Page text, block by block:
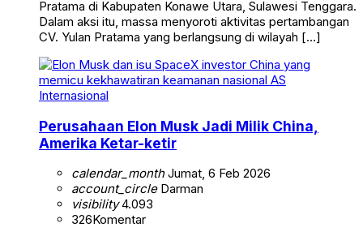
Pratama di Kabupaten Konawe Utara, Sulawesi Tenggara.
Dalam aksi itu, massa menyoroti aktivitas pertambangan
CV. Yulan Pratama yang berlangsung di wilayah […]
Internasional
Perusahaan Elon Musk Jadi Milik China,
Amerika Ketar-ketir
calendar_monthJumat, 6 Feb 2026
account_circleDarman
visibility4.093
326Komentar